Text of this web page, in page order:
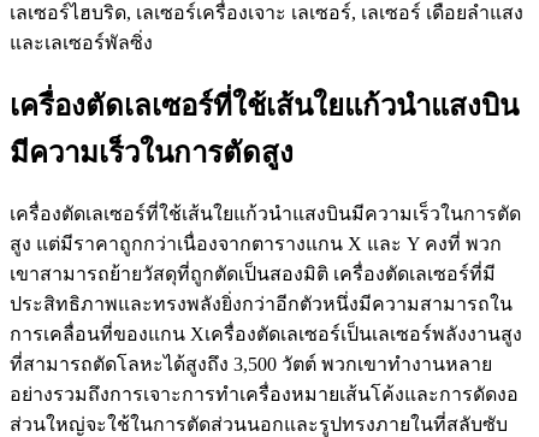
เลเซอร์ไฮบริด, เลเซอร์เครื่องเจาะ เลเซอร์, เลเซอร์ เดือยลำแสง
และเลเซอร์พัลซิ่ง
เครื่องตัดเลเซอร์ที่ใช้เส้นใยแก้วนำแสงบิน
มีความเร็วในการตัดสูง
เครื่องตัดเลเซอร์ที่ใช้เส้นใยแก้วนำแสงบินมีความเร็วในการตัด
สูง แต่มีราคาถูกกว่าเนื่องจากตารางแกน X และ Y คงที่ พวก
เขาสามารถย้ายวัสดุที่ถูกตัดเป็นสองมิติ เครื่องตัดเลเซอร์ที่มี
ประสิทธิภาพและทรงพลังยิ่งกว่าอีกตัวหนึ่งมีความสามารถใน
การเคลื่อนที่ของแกน Xเครื่องตัดเลเซอร์เป็นเลเซอร์พลังงานสูง
ที่สามารถตัดโลหะได้สูงถึง 3,500 วัตต์ พวกเขาทำงานหลาย
อย่างรวมถึงการเจาะการทำเครื่องหมายเส้นโค้งและการดัดงอ
ส่วนใหญ่จะใช้ในการตัดส่วนนอกและรูปทรงภายในที่สลับซับ